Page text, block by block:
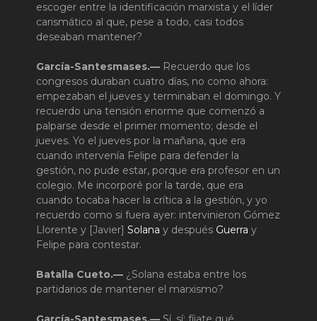
escoger entre la identificación marxista y el líder
carismático al que, pese a todo, casi todos
deseaban mantener?
García-Santesmases.— Recuerdo que los
congresos duraban cuatro días, no como ahora:
empezaban el jueves y terminaban el domingo. Y
recuerdo una tensión enorme que comenzó a
palparse desde el primer momento; desde el
jueves. Yo el jueves por la mañana, que era
cuando intervenía Felipe para defender la
gestión, no pude estar, porque era profesor en un
colegio. Me incorporé por la tarde, que era
cuando tocaba hacer la crítica a la gestión, y yo
recuerdo como si fuera ayer: intervinieron Gómez
Llorente y [Javier] Solana y después Guerra y
Felipe para contestar.
Batalla Cueto.— ¿Solana estaba entre los
partidarios de mantener el marxismo?